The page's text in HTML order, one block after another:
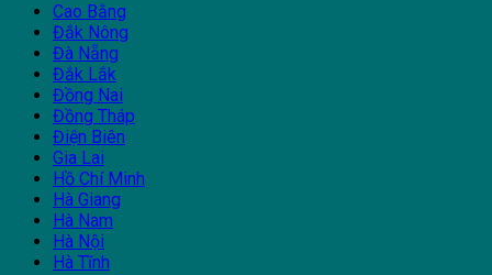
Cao Bằng
Đắk Nông
Đà Nẵng
Đắk Lắk
Đồng Nai
Đồng Tháp
Điện Biên
Gia Lai
Hồ Chí Minh
Hà Giang
Hà Nam
Hà Nội
Hà Tĩnh